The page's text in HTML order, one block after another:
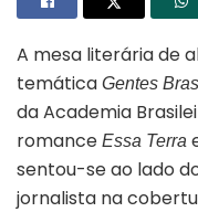
A mesa literária de
temática Gentes
da Academia
romance Essa Terra
sentou-se ao lado
jornalista na